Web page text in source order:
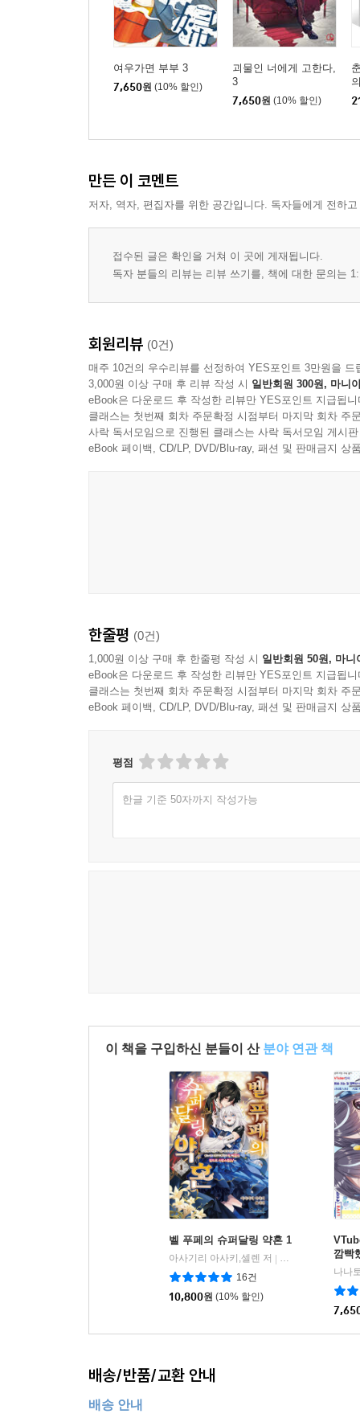
여우가면 부부 3
7,650원 (10% 할인)
괴물인 너에게 고한다,
3
7,650원 (10% 할인)
만든 이 코멘트
저자, 역자, 편집자를 위한 공간입니다. 독자들에게 전하
접수된 글은 확인을 거쳐 이 곳에 게재됩니다.
독자 분들의 리뷰는 리뷰 쓰기를, 책에 대한 문의는
회원리뷰 (0건)
매주 10건의 우수리뷰를 선정하여 YES포인트 3만원을 드
3,000원 이상 구매 후 리뷰 작성 시 일반회원 300원, 마니
eBook은 다운로드 후 작성한 리뷰만 YES포인트 지급됩니
클래스는 첫번째 회차 주문확정 시점부터 마지막 회차 주
사락 독서모임으로 진행된 클래스는 사락 독서모임 게시
eBook 페이백, CD/LP, DVD/Blu-ray, 패션 및 판매금지 상
한줄평 (0건)
1,000원 이상 구매 후 한줄평 작성 시 일반회원 50원, 마니
eBook은 다운로드 후 작성한 리뷰만 YES포인트 지급됩니
클래스는 첫번째 회차 주문확정 시점부터 마지막 회차 주
eBook 페이백, CD/LP, DVD/Blu-ray, 패션 및 판매금지 상
평점
한글 기준 50자까지 작성가능
이 책을 구입하신 분들이 산 분야 연관 책
벨 푸페의 슈퍼달링 약혼 1
아사기리 아사키,셀렌 저
학산문화사
16건
10,800원 (10% 할인)
깜빡
었다
배송/반품/교환 안내
배송 안내